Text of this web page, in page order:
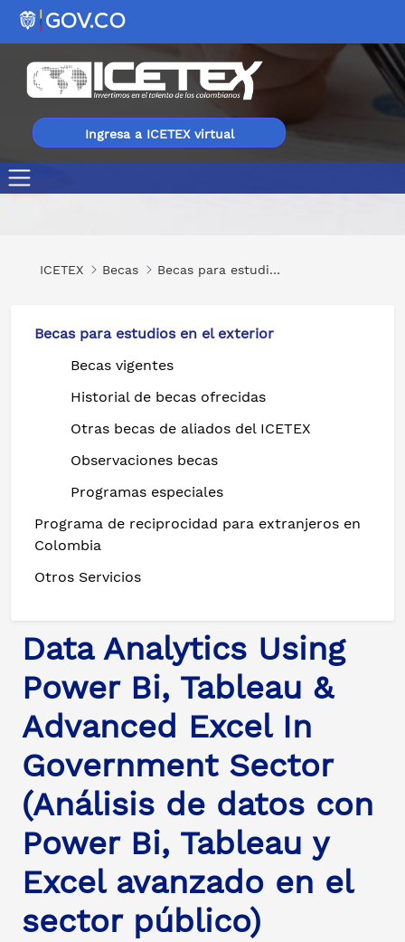
Ingresa a ICETEX virtual
ICETEX Becas Becas para estudios en el exterior
Becas para estudios en el exterior
Becas vigentes
Historial de becas ofrecidas
Otras becas de aliados del ICETEX
Observaciones becas
Programas especiales
Programa de reciprocidad para extranjeros en
Colombia
Otros Servicios
Data Analytics Using
Power Bi, Tableau &
Advanced Excel In
Government Sector
(Análisis de datos con
Power Bi, Tableau y
Excel avanzado en el
sector público)